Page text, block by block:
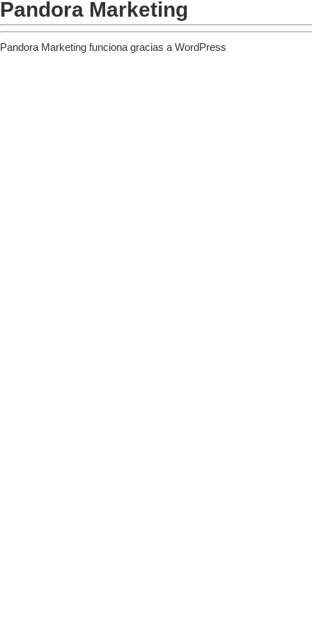
Pandora Marketing
Pandora Marketing funciona gracias a WordPress